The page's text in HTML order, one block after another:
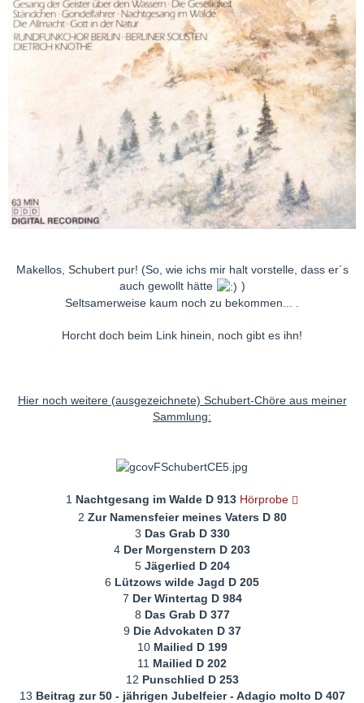
Makellos, Schubert pur! (So, wie ichs mir halt vorstelle, dass er´s
auch gewollt hätte
)
Seltsamerweise kaum noch zu bekommen... .
Horcht doch beim Link hinein, noch gibt es ihn!
Hier noch weitere (ausgezeichnete) Schubert-Chöre aus meiner
Sammlung:
1 Nachtgesang im Walde D 913 Hörprobe
2 Zur Namensfeier meines Vaters D 80
3 Das Grab D 330
4 Der Morgenstern D 203
5 Jägerlied D 204
6 Lützows wilde Jagd D 205
7 Der Wintertag D 984
8 Das Grab D 377
9 Die Advokaten D 37
10 Mailied D 199
11 Mailied D 202
12 Punschlied D 253
13 Beitrag zur 50 - jährigen Jubelfeier - Adagio molto D 407